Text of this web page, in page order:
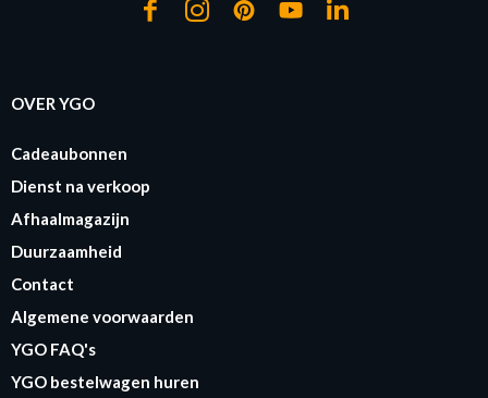
OVER YGO
Cadeaubonnen
Dienst na verkoop
Afhaalmagazijn
Duurzaamheid
Contact
Algemene voorwaarden
YGO FAQ's
YGO bestelwagen huren